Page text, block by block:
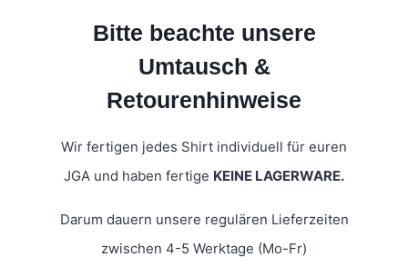
Bitte beachte unsere
Umtausch &
Retourenhinweise
Wir fertigen jedes Shirt individuell für euren
JGA und haben fertige KEINE LAGERWARE.
Darum dauern unsere regulären Lieferzeiten
zwischen 4-5 Werktage (Mo-Fr)